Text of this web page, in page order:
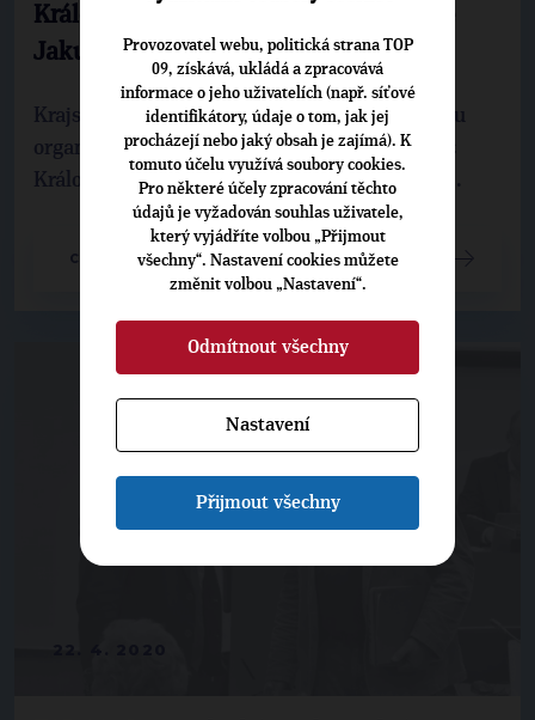
Královéhradeckou TOP 09 nově povede
Jakub Sofka
Krajská TOP 09 si zvolila nové vedení. Krajskou
organizaci nově povede učitel ZŠ Nový Hradec
Králové Jakub Sofka. V pátek o tom rozhodli ...
CELÝ ČLÁNEK
Provozovatel webu, politická strana TOP
09, získává, ukládá a zpracovává
informace o jeho uživatelích (např. síťové
identifikátory, údaje o tom, jak jej
procházejí nebo jaký obsah je zajímá). K
tomuto účelu využívá soubory cookies.
Pro některé účely zpracování těchto
údajů je vyžadován souhlas uživatele,
který vyjádříte volbou „Přijmout
všechny“. Nastavení cookies můžete
změnit volbou „Nastavení“.
Odmítnout všechny
Nastavení
Přijmout všechny